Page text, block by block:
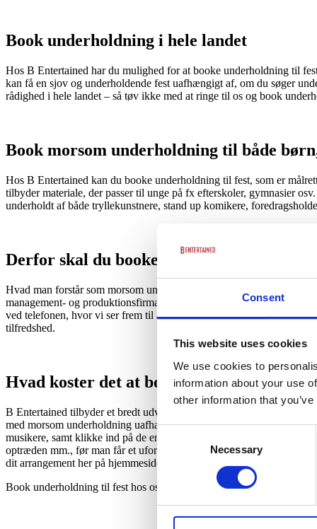
Consent
This website uses cookies
We use cookies to
information about your use
other information that
Consent
Selection
Necessary
Book underholdning i hele landet
Hos B Entertained har du mulighed for at booke underholdning til
kan få en sjov og underholdende fest uafhængigt af, om du søger
rådighed i hele landet – så tøv ikke med at ringe til os og book
Book morsom underholdning til både
Hos B Entertained kan du booke underholdning til fest, som er
tilbyder materiale, der passer til unge på fx efterskoler, gymnasier
underholdt af både tryllekunstnere, stand up komikere,
Derfor skal du booke din næste
Hvad man forstår som morsom underholdning er en individuel sag,
management- og produktionsfirma, som fokuserer på at give dig
ved telefonen, hvor vi ser frem til at booke underholdning til din
tilfredshed.
Hvad koster det at booke underholdning
B Entertained tilbyder et bredt udvalg af sjov og anderledes
med morsom underholdning uafhængigt af, hvor stort dit budget
musikere, samt klikke ind på de enkelte kunstnere og læse mere om
optræden mm., før man får et uforpligtende tilbud ved enten at ringe
dit arrangement her på hjemmesiden eller kontakt os over
Book underholdning til fest hos os, fordi vi sidder klar til at give jer